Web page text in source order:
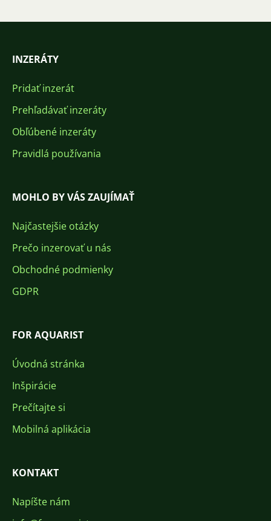
INZERÁTY
Pridať inzerát
Prehľadávať inzeráty
Obľúbené inzeráty
Pravidlá používania
MOHLO BY VÁS ZAUJÍMAŤ
Najčastejšie otázky
Prečo inzerovať u nás
Obchodné podmienky
GDPR
FOR AQUARIST
Úvodná stránka
Inšpirácie
Prečítajte si
Mobilná aplikácia
KONTAKT
Napíšte nám